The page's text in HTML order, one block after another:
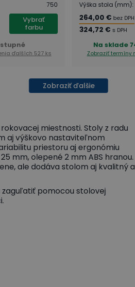
750
Vybrať
farbu
ďalších 527 ks
Výška stola (mm):
264,00 € bez DPH
324,72 € s DPH
Na sklade
Zobraziť termíny
Zobraziť ďalšie
miestnosti. Stoly z radu
aj výškovo nastaviteľnom
priestoru aj ergonómiu
mm, olepené 2 mm ABS hranou.
ale dodáva stolom aj kvalitný a
pomocou stolovej